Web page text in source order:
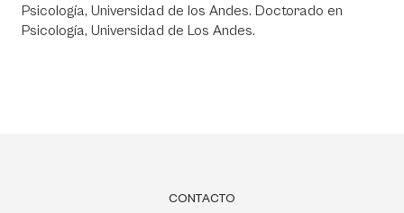
Psicología, Universidad de los Andes. Doctorado en
Psicología, Universidad de Los Andes.
CONTACTO